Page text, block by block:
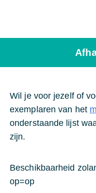
Wil je voor jezelf of
exemplaren van het
onderstaande lijst
zijn.
Beschikbaarheid
op=op